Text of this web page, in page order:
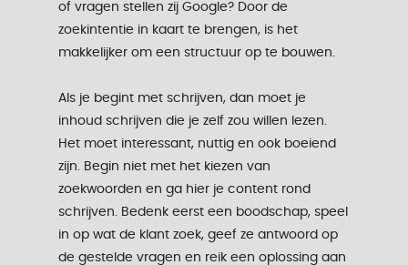
of vragen stellen zij Google? Door de
zoekintentie in kaart te brengen, is het
makkelijker om een structuur op te bouwen.
Als je begint met schrijven, dan moet je
inhoud schrijven die je zelf zou willen lezen.
Het moet interessant, nuttig en ook boeiend
zijn. Begin niet met het kiezen van
zoekwoorden en ga hier je content rond
schrijven. Bedenk eerst een boodschap, speel
in op wat de klant zoek, geef ze antwoord op
de gestelde vragen en reik een oplossing aan